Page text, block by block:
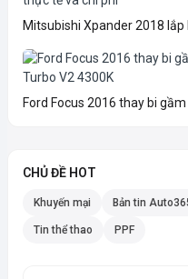
Mitsubishi Xpander 2018 lắp
Ford Focus 2016 thay bi
CHỦ ĐỀ HOT
Khuyến mại Bản tin
Tin thể thao PPF